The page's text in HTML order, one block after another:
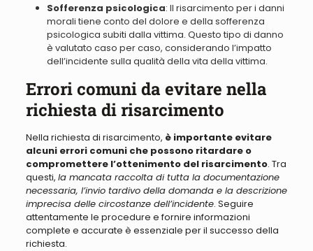
Sofferenza psicologica: Il risarcimento per i danni
morali tiene conto del dolore e della sofferenza
psicologica subiti dalla vittima. Questo tipo di danno
è valutato caso per caso, considerando l’impatto
dell’incidente sulla qualità della vita della vittima.
Errori comuni da evitare nella
richiesta di risarcimento
Nella richiesta di risarcimento, è importante evitare
alcuni errori comuni che possono ritardare o
compromettere l’ottenimento del risarcimento. Tra
questi, la mancata raccolta di tutta la documentazione
necessaria, l’invio tardivo della domanda e la descrizione
imprecisa delle circostanze dell’incidente. Seguire
attentamente le procedure e fornire informazioni
complete e accurate è essenziale per il successo della
richiesta.